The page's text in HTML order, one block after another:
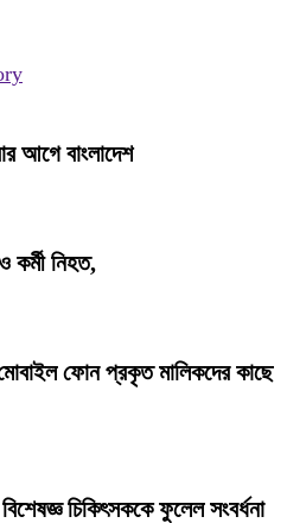
আগে বাংলাদেশ
কর্মী নিহত,
ফোন প্রকৃত মালিকদের কাছে
চিকিৎসককে ফুলেল সংবর্ধনা